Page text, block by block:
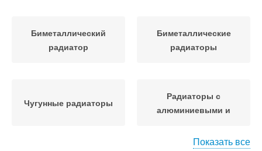
Биметаллический
радиатор
Биметаллические
радиаторы
Чугунные радиаторы
Радиаторы с
алюминиевыми и
Показать все